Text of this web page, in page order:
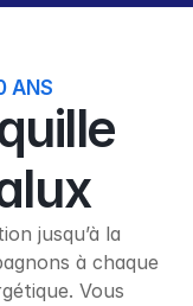
ANS
jusqu’à la
à chaque
Vous